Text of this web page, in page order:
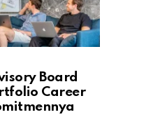
Board
Career